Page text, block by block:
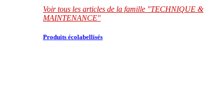
Voir tous les articles de la famille "TECHNIQUE &
MAINTENANCE"
Produits écolabellisés